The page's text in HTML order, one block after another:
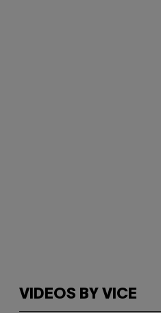
VIDEOS BY VICE